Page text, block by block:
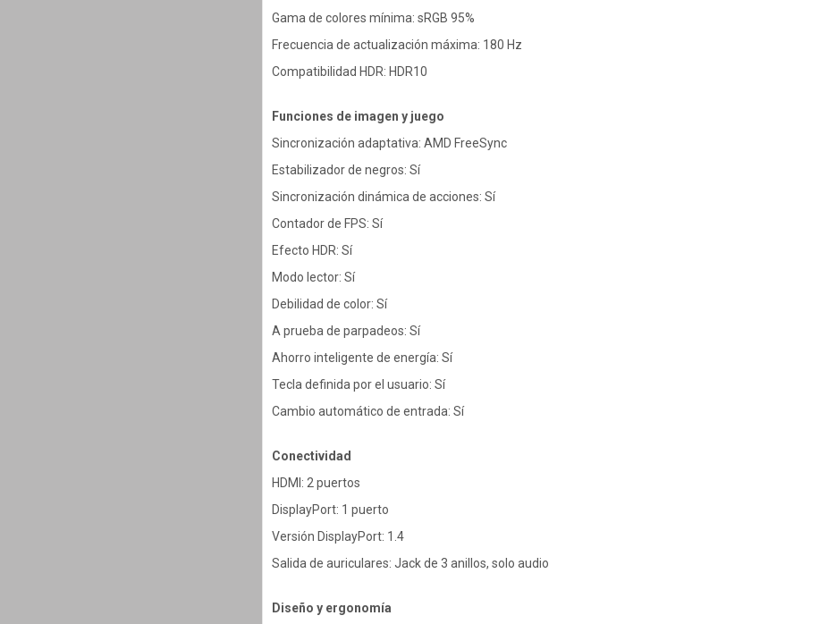
Gama de colores mínima: sRGB 95%
Frecuencia de actualización máxima: 180 Hz
Compatibilidad HDR: HDR10
Funciones de imagen y juego
Sincronización adaptativa: AMD FreeSync
Estabilizador de negros: Sí
Sincronización dinámica de acciones: Sí
Contador de FPS: Sí
Efecto HDR: Sí
Modo lector: Sí
Debilidad de color: Sí
A prueba de parpadeos: Sí
Ahorro inteligente de energía: Sí
Tecla definida por el usuario: Sí
Cambio automático de entrada: Sí
Conectividad
HDMI: 2 puertos
DisplayPort: 1 puerto
Versión DisplayPort: 1.4
Salida de auriculares: Jack de 3 anillos, solo audio
Diseño y ergonomía